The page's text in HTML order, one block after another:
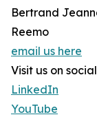
Bertrand
Reemo
email us here
Visit us on
LinkedIn
YouTube